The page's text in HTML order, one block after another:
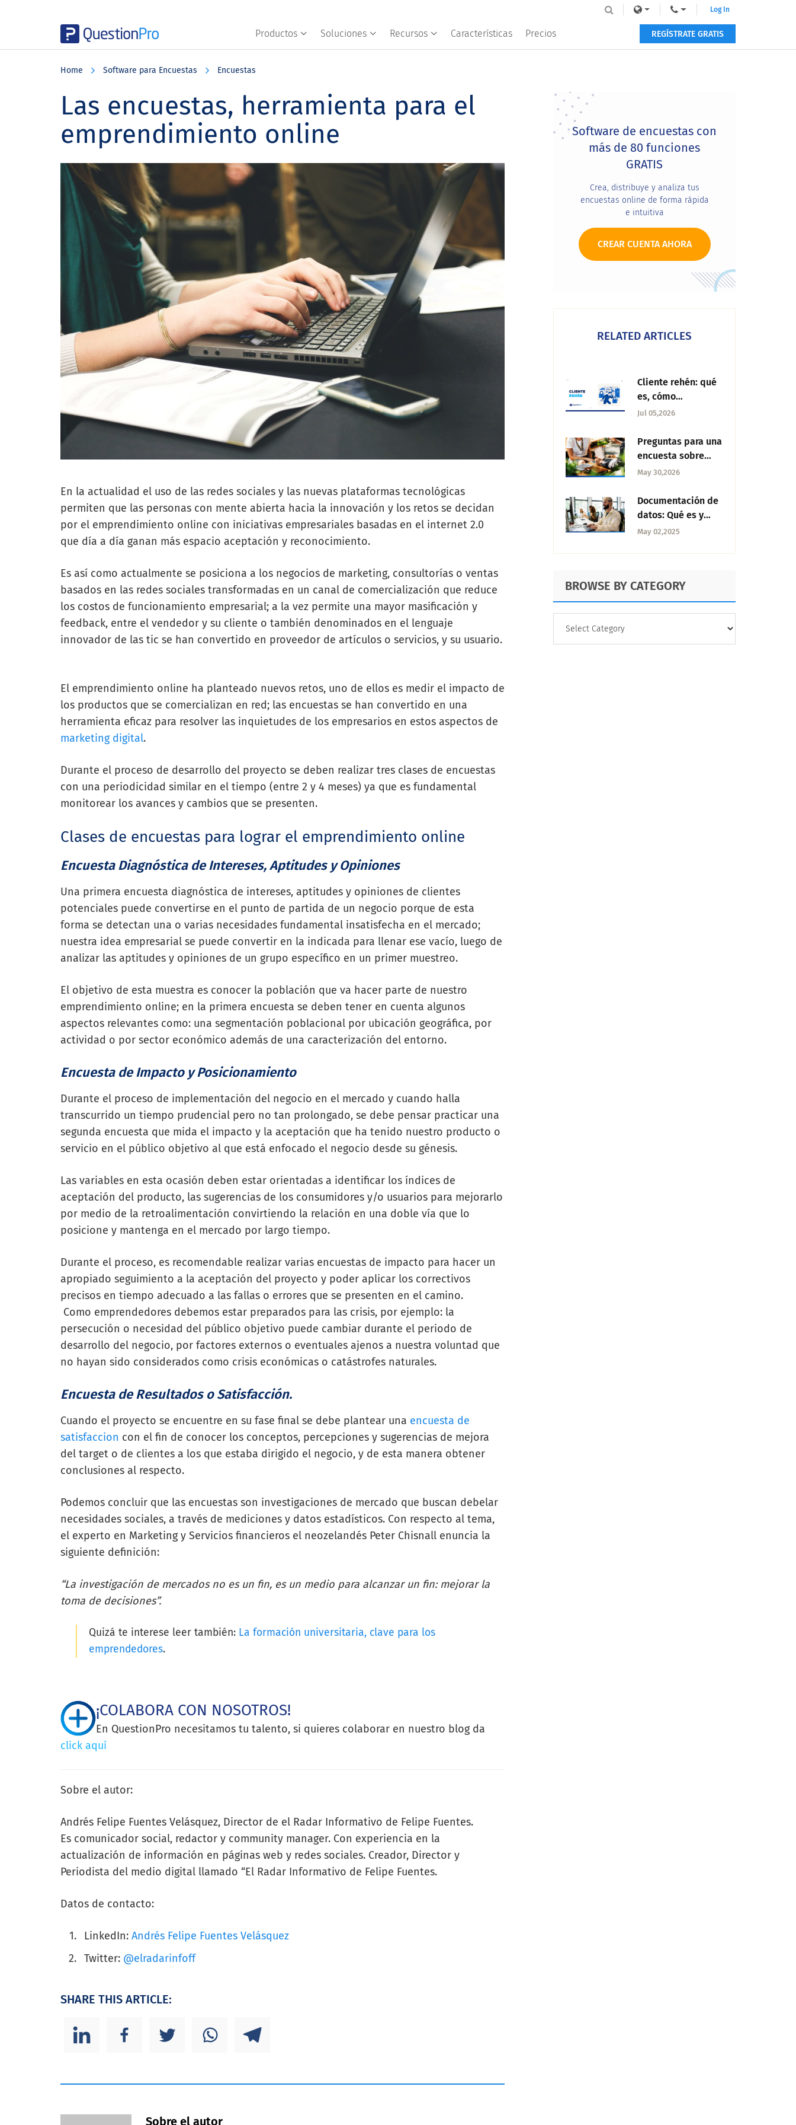
Productos Soluciones Recursos Características Precios
Log In
REGÍSTRATE GRATIS
Home Software para Encuestas Encuestas
Las encuestas, herramienta para el
emprendimiento online
En la actualidad el uso de las redes sociales y las nuevas plataformas tecnológicas
permiten que las personas con mente abierta hacia la innovación y los retos se decidan
por el emprendimiento online con iniciativas empresariales basadas en el internet 2.0
que día a día ganan más espacio aceptación y reconocimiento.
Es así como actualmente se posiciona a los negocios de marketing, consultorías o ventas
basados en las redes sociales transformadas en un canal de comercialización que reduce
los costos de funcionamiento empresarial; a la vez permite una mayor masificación y
feedback, entre el vendedor y su cliente o también denominados en el lenguaje
innovador de las tic se han convertido en proveedor de artículos o servicios, y su usuario.
El emprendimiento online ha planteado nuevos retos, uno de ellos es medir el impacto de
los productos que se comercializan en red; las encuestas se han convertido en una
herramienta eficaz para resolver las inquietudes de los empresarios en estos aspectos de
marketing digital.
Durante el proceso de desarrollo del proyecto se deben realizar tres clases de encuestas
con una periodicidad similar en el tiempo (entre 2 y 4 meses) ya que es fundamental
monitorear los avances y cambios que se presenten.
Clases de encuestas para lograr el emprendimiento online
Encuesta Diagnóstica de Intereses, Aptitudes y Opiniones
Una primera encuesta diagnóstica de intereses, aptitudes y opiniones de clientes
potenciales puede convertirse en el punto de partida de un negocio porque de esta
forma se detectan una o varias necesidades fundamental insatisfecha en el mercado;
nuestra idea empresarial se puede convertir en la indicada para llenar ese vacío, luego de
analizar las aptitudes y opiniones de un grupo específico en un primer muestreo.
El objetivo de esta muestra es conocer la población que va hacer parte de nuestro
emprendimiento online; en la primera encuesta se deben tener en cuenta algunos
aspectos relevantes como: una segmentación poblacional por ubicación geográfica, por
actividad o por sector económico además de una caracterización del entorno.
Encuesta de Impacto y Posicionamiento
Durante el proceso de implementación del negocio en el mercado y cuando halla
transcurrido un tiempo prudencial pero no tan prolongado, se debe pensar practicar una
segunda encuesta que mida el impacto y la aceptación que ha tenido nuestro producto o
servicio en el público objetivo al que está enfocado el negocio desde su génesis.
Las variables en esta ocasión deben estar orientadas a identificar los índices de
aceptación del producto, las sugerencias de los consumidores y/o usuarios para mejorarlo
por medio de la retroalimentación convirtiendo la relación en una doble vía que lo
posicione y mantenga en el mercado por largo tiempo.
Durante el proceso, es recomendable realizar varias encuestas de impacto para hacer un
apropiado seguimiento a la aceptación del proyecto y poder aplicar los correctivos
precisos en tiempo adecuado a las fallas o errores que se presenten en el camino.
Como emprendedores debemos estar preparados para las crisis, por ejemplo: la
persecución o necesidad del público objetivo puede cambiar durante el periodo de
desarrollo del negocio, por factores externos o eventuales ajenos a nuestra voluntad que
no hayan sido considerados como crisis económicas o catástrofes naturales.
Encuesta de Resultados o Satisfacción.
Cuando el proyecto se encuentre en su fase final se debe plantear una encuesta de
satisfaccion con el fin de conocer los conceptos, percepciones y sugerencias de mejora
del target o de clientes a los que estaba dirigido el negocio, y de esta manera obtener
conclusiones al respecto.
Podemos concluir que las encuestas son investigaciones de mercado que buscan debelar
necesidades sociales, a través de mediciones y datos estadísticos. Con respecto al tema,
el experto en Marketing y Servicios financieros el neozelandés Peter Chisnall enuncia la
siguiente definición:
“La investigación de mercados no es un fin, es un medio para alcanzar un fin: mejorar la
toma de decisiones”.
Quizá te interese leer también: La formación universitaria, clave para los
emprendedores.
¡COLABORA CON NOSOTROS!
En QuestionPro necesitamos tu talento, si quieres colaborar en nuestro blog da
click aquí
Sobre el autor:
Andrés Felipe Fuentes Velásquez, Director de el Radar Informativo de Felipe Fuentes.
Es comunicador social, redactor y community manager. Con experiencia en la
actualización de información en páginas web y redes sociales. Creador, Director y
Periodista del medio digital llamado “El Radar Informativo de Felipe Fuentes.
Datos de contacto:
LinkedIn:Andrés Felipe Fuentes Velásquez
Twitter: @elradarinfoff
SHARE THIS ARTICLE:
Sobre el autor
Primary
Sidebar
Software de encuestas con
más de 80 funciones
GRATIS
Crea, distribuye y analiza tus
encuestas online de forma rápida
e intuitiva
CREAR CUENTA AHORA
RELATED ARTICLES
Cliente rehén: qué
es, cómo
detectarlo y qué
Jul 05,2026
Preguntas para una
encuesta sobre
hipotecas
May 30,2026
Documentación de
datos: Qué es y
cómo realizarla
May 02,2025
BROWSE BY CATEGORY
CATEGORY